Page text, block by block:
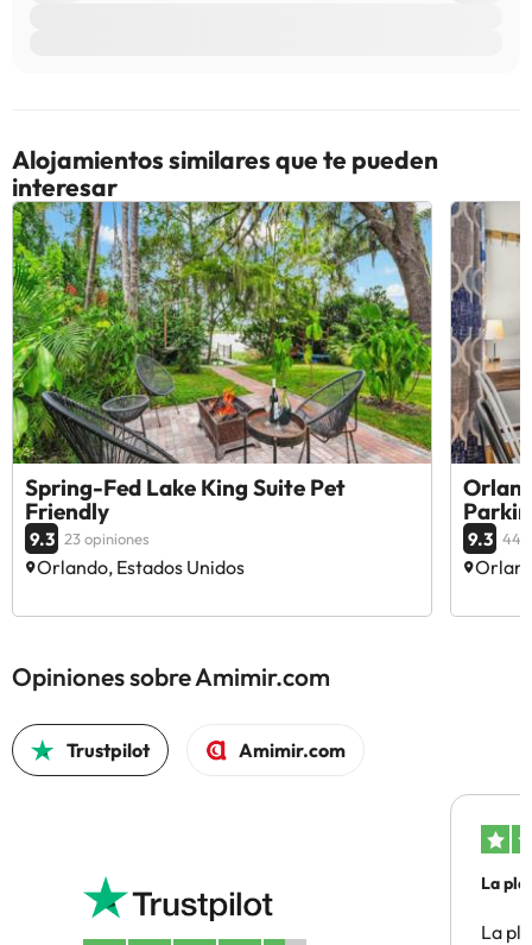
Alojamientos similares que te pueden
interesar
Spring-Fed Lake King Suite Pet
Friendly
9.3 23 opiniones
Orlando, Estados Unidos
9.3 44
Opiniones sobre Amimir.com
Trustpilot Amimir.com
La
La